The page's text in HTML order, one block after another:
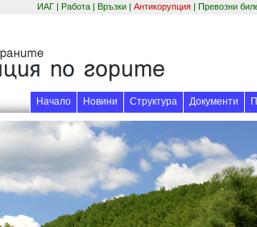
ИАГ | Работа | Връзки | Антикорупция | Превозни
Начало Новини Структура Документи